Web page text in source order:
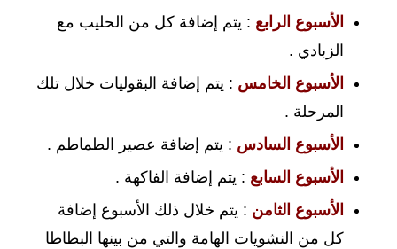
الأسبوع الرابع : يتم إضافة كل من الحليب مع
الزبادي .
الأسبوع الخامس : يتم إضافة البقوليات خلال تلك
المرحلة .
الأسبوع السادس : يتم إضافة عصير الطماطم .
الأسبوع السابع : يتم إضافة الفاكهة .
الأسبوع الثامن : يتم خلال ذلك الأسبوع إضافة
كل من النشويات الهامة والتي من بينها البطاطا